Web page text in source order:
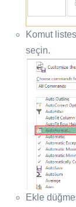
Komut
seçin.
Ekle